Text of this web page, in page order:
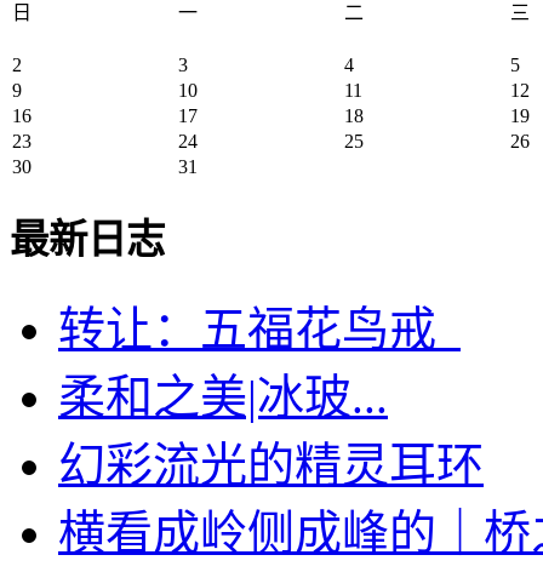
日
一 二 三
2 3 4
5
9
10 11
12
16
17 18
19
23
24 25
26
30
31
最新日志
转让：五福花鸟戒
柔和之美|冰玻...
幻彩流光的精灵耳环
横看成岭侧成峰的｜桥